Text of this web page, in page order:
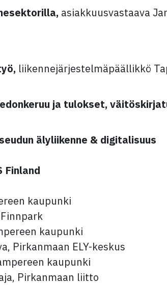
asiakkuusvastaava
liikennejärjestelmäpäällikkö
ja tulokset,
älyliikenne & digitalisuus
Finland
kaupunki
kaupunki
Pirkanmaan ELY-keskus
kaupunki
Pirkanmaan liitto